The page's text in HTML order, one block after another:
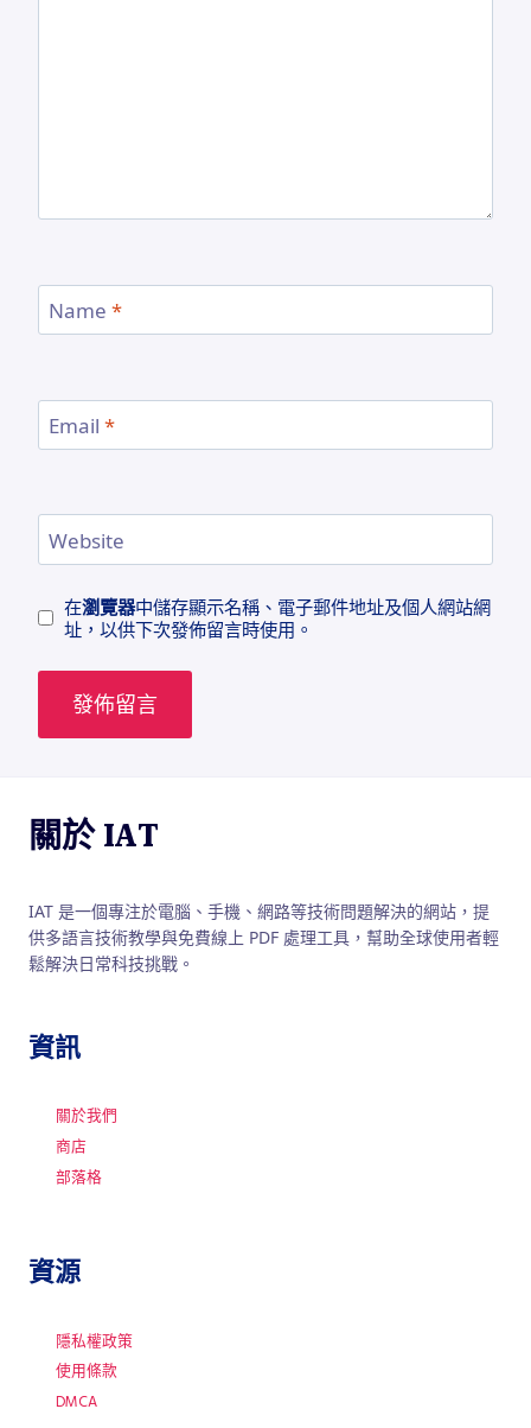
Name *
Email *
Website
在瀏覽器中儲存顯示名稱、電子郵件地址及個人網站網
址，以供下次發佈留言時使用。
關於 IAT
IAT 是一個專注於電腦、手機、網路等技術問題解決的網站，提
供多語言技術教學與免費線上 PDF 處理工具，幫助全球使用者輕
鬆解決日常科技挑戰。
資訊
關於我們
商店
部落格
資源
隱私權政策
使用條款
DMCA